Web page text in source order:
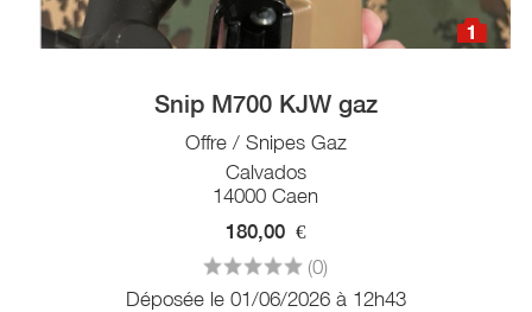
1
Snip M700 KJW gaz
Offre / Snipes Gaz
Calvados
14000 Caen
180,00 €
(0)
Déposée le 01/06/2026 à 12h43